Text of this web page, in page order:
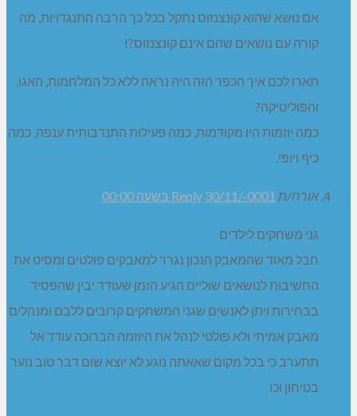
אם נושא שהוא קונצנזוס נתקל בכל כך הרבה התנגדויות, מה
קורה עם נושאים שהם אינם קונצנזוס?!
תארו לכם איך הכפר הזה היה נראה ללא כל המלחמות, האגו,
והפוליטיקה?
כמה יוזמות היו מקודמות, כמה פעילות התנדבותית ענפה, כמה
כיף ויופי.
אורח/ת Reply 30/11/-0001 בשעה 00:00
גני משחקים לילדים
חבל מאוד שהמאבק הנכון נגרר למאבקים פולטים ומסיט את
החשיבות לנושאים שוליים הגיע הזמן שעודד יבין שהפסיד
בבחירות ויתן לאנשים שגני המשחקים קרובים ללבם ומנהלים
מאבק אמיתי ולא פולטי לנהל את היוזמה הברוכה עודד אל
תתערב כי בכל מקום שאאתה נוגע לא יוצא שום דבר טוב נוער
בטיחון וכו